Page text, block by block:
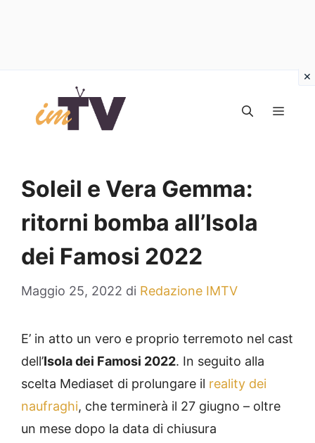
contenuto
Soleil e Vera Gemma:
ritorni bomba all’Isola
dei Famosi 2022
Maggio 25, 2022 di Redazione IMTV
E’ in atto un vero e proprio terremoto nel cast
dell’Isola dei Famosi 2022. In seguito alla
scelta Mediaset di prolungare il reality dei
naufraghi, che terminerà il 27 giugno – oltre
un mese dopo la data di chiusura